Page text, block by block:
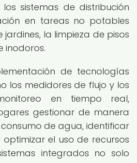
sistemas de distribución
en tareas no potables
la limpieza de pisos
inodoros.
de tecnologías
los medidores de flujo y los
en tiempo real,
gestionar de manera
de agua, identificar
el uso de recursos
integrados no solo